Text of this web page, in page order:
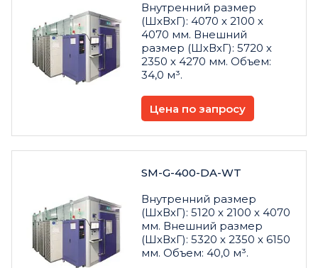
Внутренний размер
(ШхВхГ): 4070 х 2100 х
4070 мм. Внешний
размер (ШхВхГ): 5720 х
2350 х 4270 мм. Объем:
34,0 м³.
Цена по запросу
SM-G-400-DA-WT
Внутренний размер
(ШхВхГ): 5120 х 2100 х 4070
мм. Внешний размер
(ШхВхГ): 5320 х 2350 х 6150
мм. Объем: 40,0 м³.